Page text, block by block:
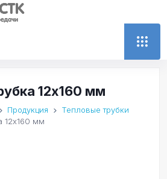
12x160 мм
Продукция
Тепловые трубки
12x160 мм